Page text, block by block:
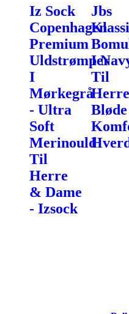
Iz Sock
Copenhagen
Premium
Uldstrømper
I
Mørkegrå
- Ultra
Soft
Merinould
Til
Herre
& Dame
- Izsock
Jbs
I
Til